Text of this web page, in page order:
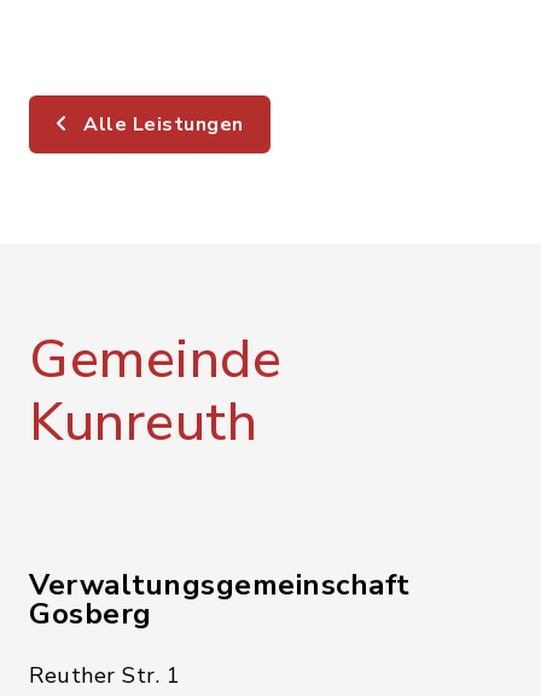
Alle Leistungen
Gemeinde
Kunreuth
Verwaltungsgemeinschaft
Gosberg
Reuther Str. 1